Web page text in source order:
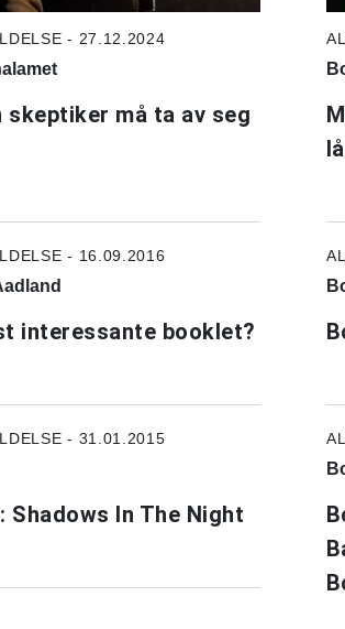
- 27.12.2024
skeptiker må ta av seg
- 16.09.2016
interessante booklet?
- 31.01.2015
Shadows In The Night